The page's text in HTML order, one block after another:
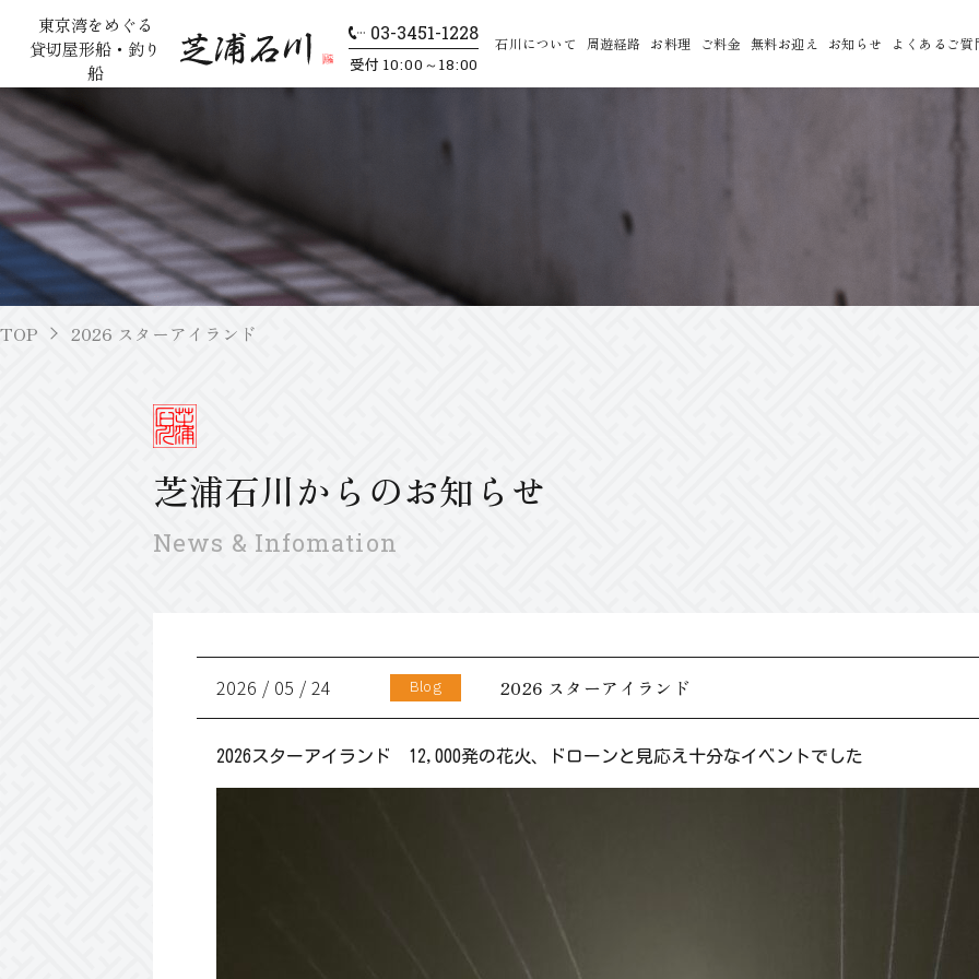
東京湾をめぐる
貸切屋形船・釣り
船
03-3451-1228
受付 10:00～18:00
石川について 周遊経路 お料理 ご料金 無料お迎え お知らせ よくあるご質
TOP 2026 スターアイランド
芝浦石川からのお知らせ
News & Infomation
2026 / 05 / 24 2026 スターアイランド
2026スターアイランド 12,000発の花火、ドローンと見応え十分なイベントでした